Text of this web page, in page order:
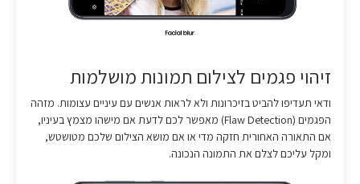
זיהוי פגמים לצילום תמונות מושלמות
ודאי תעדיפו להביט בזיכרונות ולא לראות אנשים עם עיניים עצומות. מזהה
הפגמים (Flaw Detection) מאפשר לכם לדעת אם מישהו מצמץ בעיניו,
אם התאורה האחורית חזקה מדי או אם מושא הצילום שלכם מטושטש,
ומקל עליכם לצלם את התמונה הנכונה.